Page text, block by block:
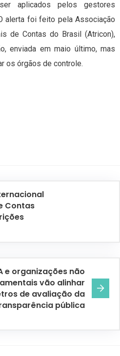
aplicados pelos gestores
alerta foi feito pela Associação
de Contas do Brasil (Atricon),
enviada em maio último, mas
os órgãos de controle.
Contas
e organizações não
vão alinhar
de avaliação da
pública